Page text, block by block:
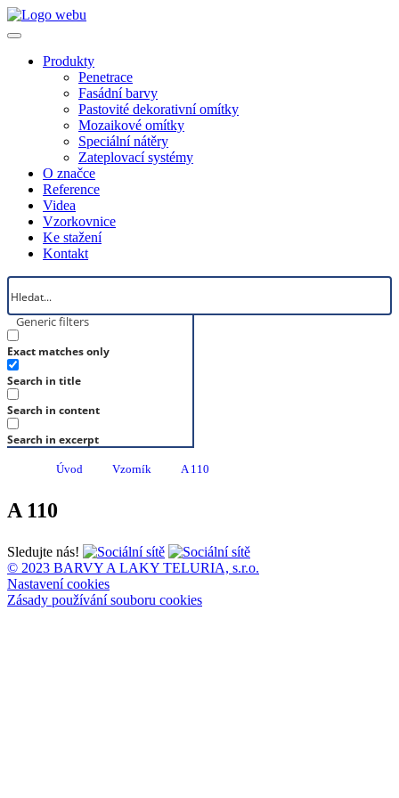
Produkty
Penetrace
Fasádní barvy
Pastovité dekorativní omítky
Mozaikové omítky
Speciální nátěry
Zateplovací systémy
O značce
Reference
Videa
Vzorkovnice
Ke stažení
Kontakt
Generic filters
Exact matches only
Search in title
Search in content
Search in excerpt
Úvod Vzorník A 110
A 110
Sledujte nás!
© 2023 BARVY A LAKY TELURIA, s.r.o.
Nastavení cookies
Zásady používání souboru cookies